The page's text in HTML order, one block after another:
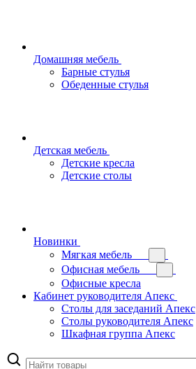
Домашняя мебель
Барные стулья
Обеденные стулья
Детская мебель
Детские кресла
Детские столы
Новинки
Мягкая мебель
Офисная мебель
Офисные кресла
Кабинет руководителя Апекс
Столы для заседаний Апекс
Столы руководителя Апекс
Шкафная группа Апекс